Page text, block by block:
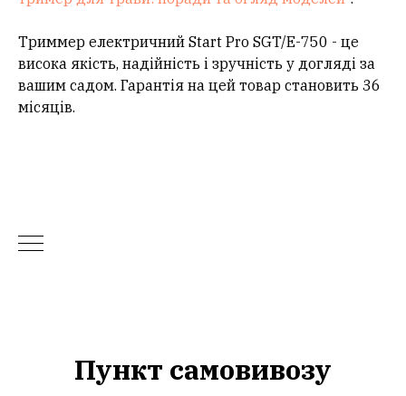
Триммер електричний Start Pro SGT/E-750 - це
висока якість, надійність і зручність у догляді за
вашим садом. Гарантія на цей товар становить 36
місяців.
Пункт самовивозу